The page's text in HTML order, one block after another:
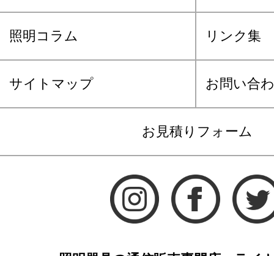
照明コラム リンク集
サイトマップ お問い合
お見積りフォーム